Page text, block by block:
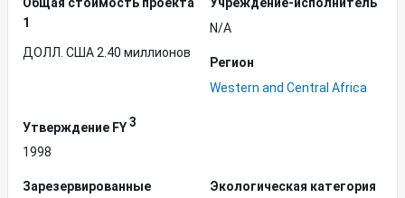
1
ДОЛЛ. США 2.40 миллионов
N/A
Регион
Western and Central Africa
Утверждение FY3
1998
Зарезервированные
Экологическая категория